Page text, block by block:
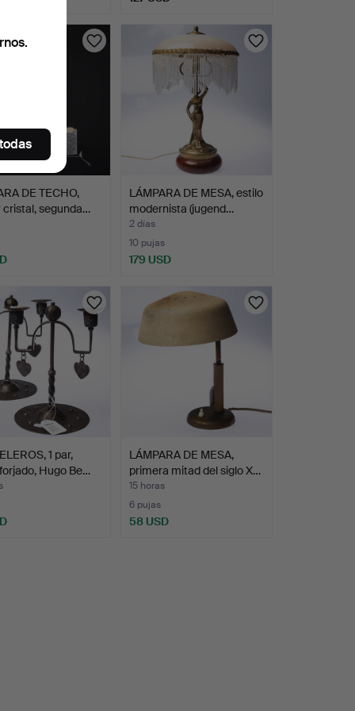
DE TECHO,
cristal, segunda…
LÁMPARA DE MESA, estilo
modernista (jugend…
2 días
10 pujas
179 USD
1 par,
Hugo Be…
LÁMPARA DE MESA,
primera mitad del siglo X…
15 horas
6 pujas
58 USD